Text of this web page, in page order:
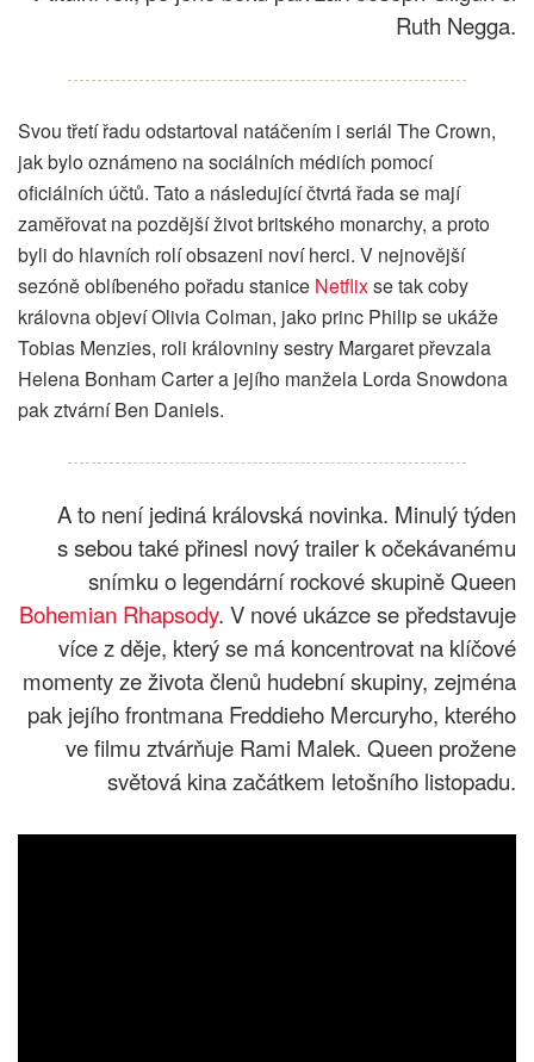
Ruth Negga.
Svou třetí řadu odstartoval natáčením i seriál The Crown,
jak bylo oznámeno na sociálních médiích pomocí
oficiálních účtů. Tato a následující čtvrtá řada se mají
zaměřovat na pozdější život britského monarchy, a proto
byli do hlavních rolí obsazeni noví herci. V nejnovější
sezóně oblíbeného pořadu stanice Netflixse tak coby
královna objeví Olivia Colman, jako princ Philip se ukáže
Tobias Menzies, roli královniny sestry Margaret převzala
Helena Bonham Carter a jejího manžela Lorda Snowdona
pak ztvární Ben Daniels.
A to není jediná královská novinka. Minulý týden
s sebou také přinesl nový trailer k očekávanému
snímku o legendární rockové skupině Queen
Bohemian Rhapsody. V nové ukázce se představuje
více z děje, který se má koncentrovat na klíčové
momenty ze života členů hudební skupiny, zejména
pak jejího frontmana Freddieho Mercuryho, kterého
ve filmu ztvárňuje Rami Malek. Queen prožene
světová kina začátkem letošního listopadu.